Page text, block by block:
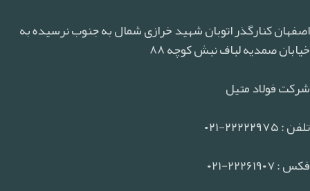
اصفهان کنارگذر اتوبان شهید خرازی شمال به جنوب نرسیده به
خیابان صمدیه لباف نبش کوچه ۸۸
شرکت فولاد متیل
تلفن : ۲۲۲۲۲۹۷۵-۰۲۱
فکس : ۲۲۲۶۱۹۰۷-۰۲۱